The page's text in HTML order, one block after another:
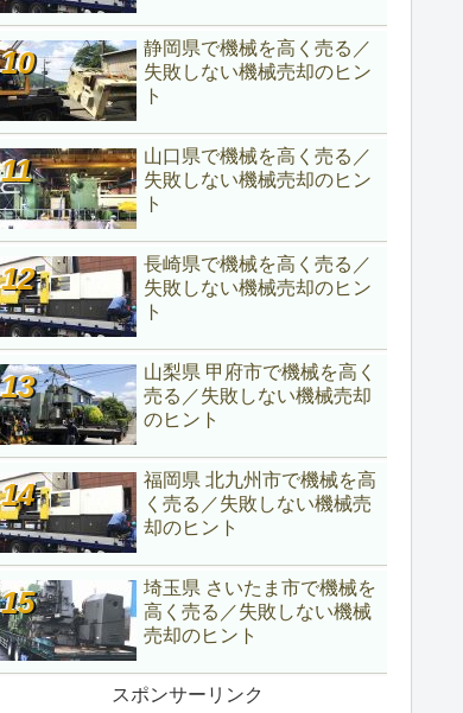
静岡県で機械を高く売る／
失敗しない機械売却のヒン
ト
山口県で機械を高く売る／
失敗しない機械売却のヒン
ト
長崎県で機械を高く売る／
失敗しない機械売却のヒン
ト
山梨県 甲府市で機械を高く
売る／失敗しない機械売却
のヒント
福岡県 北九州市で機械を高
く売る／失敗しない機械売
却のヒント
埼玉県 さいたま市で機械を
高く売る／失敗しない機械
売却のヒント
スポンサーリンク